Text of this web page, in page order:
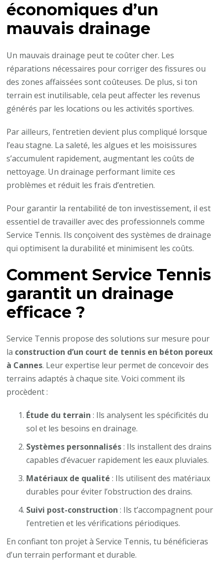
économiques d’un
mauvais drainage
Un mauvais drainage peut te coûter cher. Les
réparations nécessaires pour corriger des fissures ou
des zones affaissées sont coûteuses. De plus, si ton
terrain est inutilisable, cela peut affecter les revenus
générés par les locations ou les activités sportives.
Par ailleurs, l’entretien devient plus compliqué lorsque
l’eau stagne. La saleté, les algues et les moisissures
s’accumulent rapidement, augmentant les coûts de
nettoyage. Un drainage performant limite ces
problèmes et réduit les frais d’entretien.
Pour garantir la rentabilité de ton investissement, il est
essentiel de travailler avec des professionnels comme
Service Tennis. Ils conçoivent des systèmes de drainage
qui optimisent la durabilité et minimisent les coûts.
Comment Service Tennis
garantit un drainage
efficace ?
Service Tennis propose des solutions sur mesure pour
la construction d’un court de tennis en béton poreux
à Cannes. Leur expertise leur permet de concevoir des
terrains adaptés à chaque site. Voici comment ils
procèdent :
Étude du terrain : Ils analysent les spécificités du
sol et les besoins en drainage.
Systèmes personnalisés: Ils installent des drains
capables d’évacuer rapidement les eaux pluviales.
Matériaux de qualité : Ils utilisent des matériaux
durables pour éviter l’obstruction des drains.
Suivi post-construction : Ils t’accompagnent pour
l’entretien et les vérifications périodiques.
En confiant ton projet à Service Tennis, tu bénéficieras
d’un terrain performant et durable.